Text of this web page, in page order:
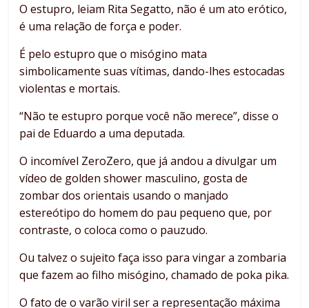
O estupro, leiam Rita Segatto, não é um ato erótico,
é uma relação de força e poder.
É pelo estupro que o misógino mata
simbolicamente suas vítimas, dando-lhes estocadas
violentas e mortais.
“Não te estupro porque você não merece”, disse o
pai de Eduardo a uma deputada.
O incomível ZeroZero, que já andou a divulgar um
vídeo de golden shower masculino, gosta de
zombar dos orientais usando o manjado
estereótipo do homem do pau pequeno que, por
contraste, o coloca como o pauzudo.
Ou talvez o sujeito faça isso para vingar a zombaria
que fazem ao filho misógino, chamado de poka pika.
O fato de o varão viril ser a representação máxima